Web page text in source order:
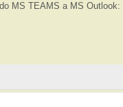
MS TEAMS a MS Outlook: